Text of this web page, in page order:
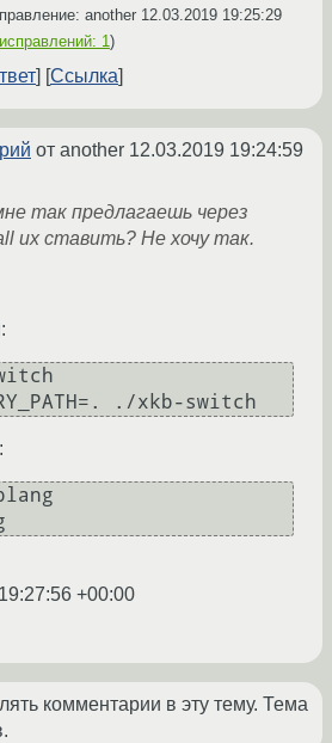
another 12.03.2019 19:25:29
исправлений: 1)
Ссылка
от another 12.03.2019 19:24:59
так предлагаешь через
их ставить? Не хочу так.
+00:00
комментарии в эту тему. Тема